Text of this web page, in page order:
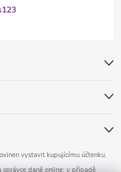
vystavit kupujícímu účtenku.
daně online; v případě